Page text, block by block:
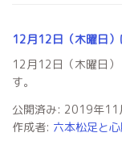
12月12日（木曜日）
12月12日（木曜日
す。
公開済み: 2019年11
作成者: 六本松足と